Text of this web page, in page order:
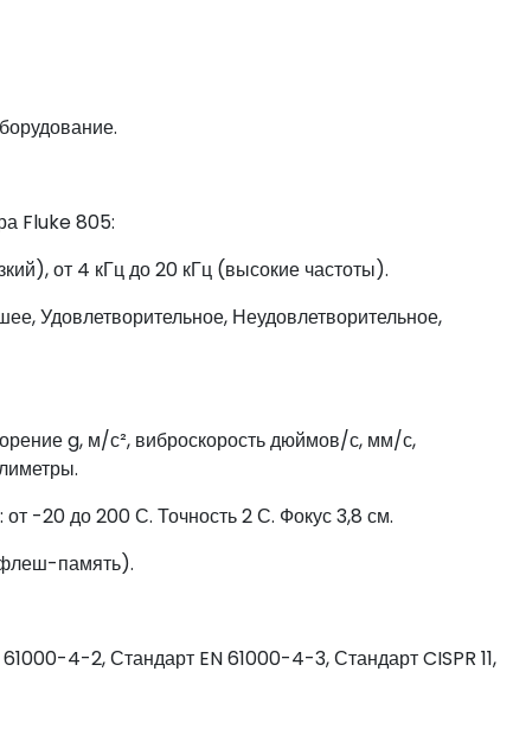
Fluke 805:
от 4 кГц до 20 кГц (высокие частоты).
Удовлетворительное, Неудовлетворительное,
g, м/с², виброскорость дюймов/с, мм/с,
-20 до 200 С. Точность 2 С. Фокус 3,8 см.
память).
4-2, Стандарт EN 61000-4-3, Стандарт CISPR 11,